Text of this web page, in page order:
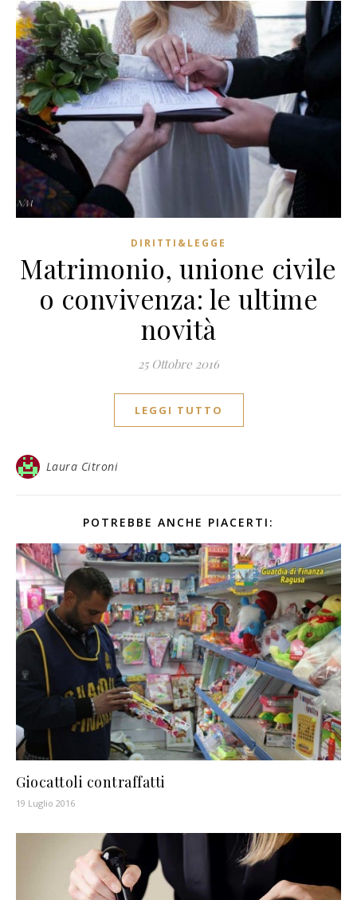
DIRITTI&LEGGE
Matrimonio, unione civile
o convivenza: le ultime
novità
25 Ottobre 2016
LEGGI TUTTO
Laura Citroni
POTREBBE ANCHE PIACERTI:
Giocattoli contraffatti
19 Luglio 2016